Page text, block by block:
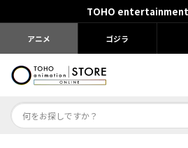
TOHO entertainment
アニメ ゴジラ